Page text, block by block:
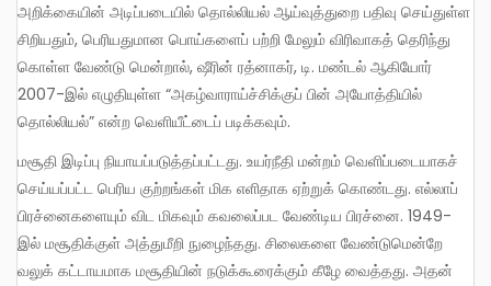
அறிக்கையின் அடிப்படையில் தொல்லியல் ஆய்வுத்துறை பதிவு செய்துள்ள
சிறியதும், பெரியதுமான பொய்களைப் பற்றி மேலும் விரிவாகத் தெரிந்து
கொள்ள வேண்டு மென்றால், ஷீரின் ரத்னாகர், டி. மண்டல் ஆகியோர்
2007-இல் எழுதியுள்ள “அகழ்வாராய்ச்சிக்குப் பின் அயோத்தியில்
தொல்லியல்” என்ற வெளியீட்டைப் படிக்கவும்.
மசூதி இடிப்பு நியாயப்படுத்தப்பட்டது. உயர்நீதி மன்றம் வெளிப்படையாகச்
செய்யப்பட்ட பெரிய குற்றங்கள் மிக எளிதாக ஏற்றுக் கொண்டது. எல்லாப்
பிரச்னைகளையும் விட மிகவும் கவலைப்பட வேண்டிய பிரச்னை. 1949-
இல் மசூதிக்குள் அத்துமீறி நுழைந்தது. சிலைகளை வேண்டுமென்றே
வலுக் கட்டாயமாக மசூதியின் நடுக்கூரைக்கும் கீழே வைத்தது. அதன்